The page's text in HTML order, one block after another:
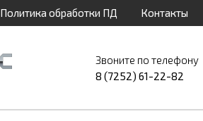
Политика обработки ПД Контакты
Звоните по телефону
8 (7252) 61-22-82